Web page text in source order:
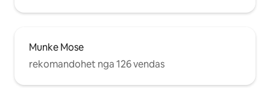
Munke Mose
rekomandohet nga 126 vendas